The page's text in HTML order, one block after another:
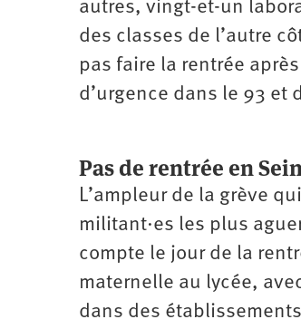
autres, vingt-et-un
des classes de l’autre
pas faire la rentrée
d’urgence dans le 93 et
Pas de rentrée en
L’ampleur de la grève
militant·es les plus
compte le jour de la
maternelle au lycée,
dans des